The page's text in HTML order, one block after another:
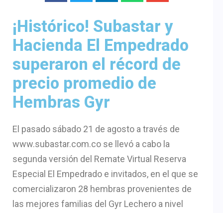
¡Histórico! Subastar y
Hacienda El Empedrado
superaron el récord de
precio promedio de
Hembras Gyr
El pasado sábado 21 de agosto a través de
www.subastar.com.co se llevó a cabo la
segunda versión del Remate Virtual Reserva
Especial El Empedrado e invitados, en el que se
comercializaron 28 hembras provenientes de
las mejores familias del Gyr Lechero a nivel